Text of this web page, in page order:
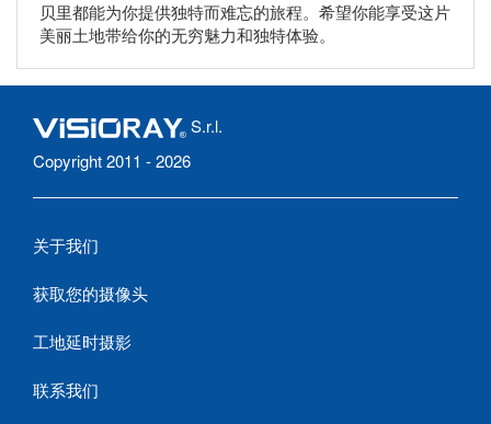
贝里都能为你提供独特而难忘的旅程。希望你能享受这片
美丽土地带给你的无穷魅力和独特体验。
S.r.l.
Copyright 2011 - 2026
关于我们
获取您的摄像头
工地延时摄影
联系我们